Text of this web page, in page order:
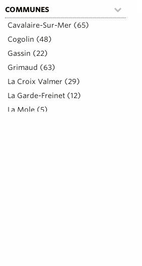
COMMUNES
Cavalaire-Sur-Mer (65)
Cogolin (48)
Gassin (22)
Grimaud (63)
La Croix Valmer (29)
La Garde-Freinet (12)
La Mole (5)